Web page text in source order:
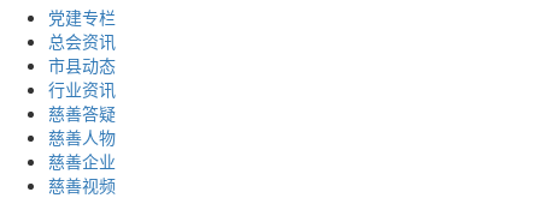
党建专栏
总会资讯
市县动态
行业资讯
慈善答疑
慈善人物
慈善企业
慈善视频